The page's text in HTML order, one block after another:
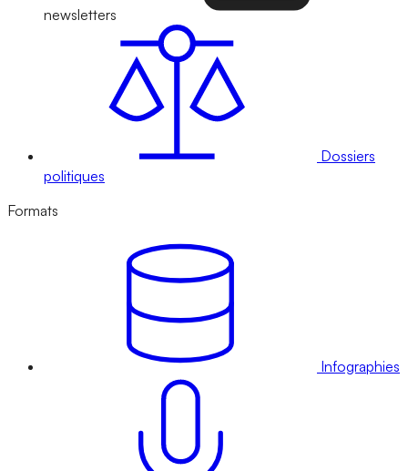
newsletters
Dossiers
politiques
Formats
Infographies